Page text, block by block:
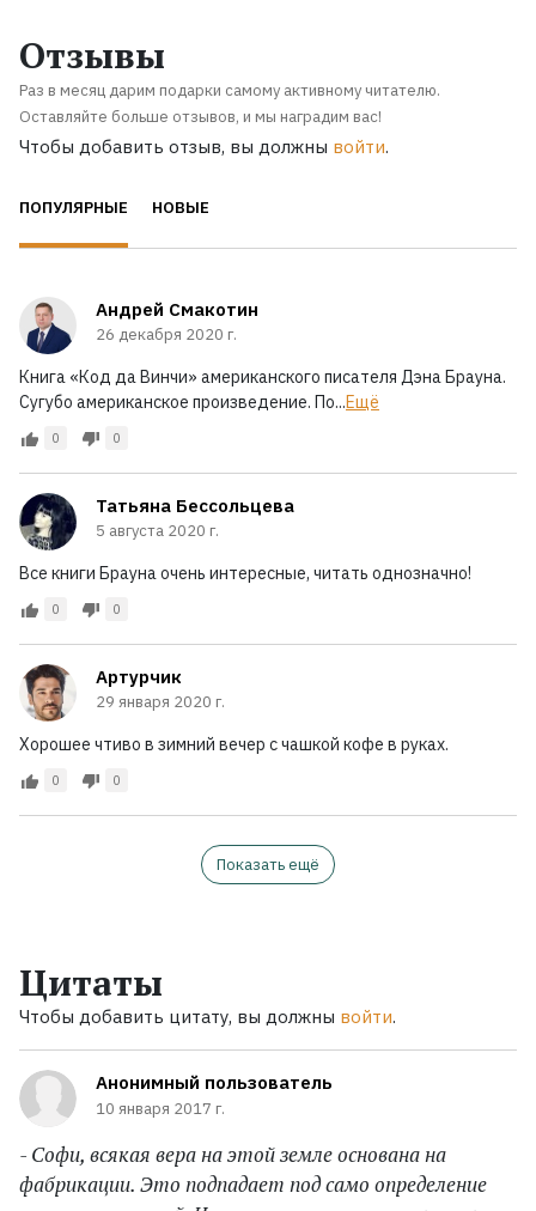
Отзывы
Раз в месяц дарим подарки самому активному читателю.
Оставляйте больше отзывов, и мы наградим вас!
Чтобы добавить отзыв, вы должны войти.
ПОПУЛЯРНЫЕ НОВЫЕ
Андрей Смакотин
26 декабря 2020 г.
Книга «Код да Винчи» американского писателя Дэна Брауна.
Сугубо американское произведение. По...Ещё
0 0
Татьяна Бессольцева
5 августа 2020 г.
Все книги Брауна очень интересные, читать однозначно!
0 0
Артурчик
29 января 2020 г.
Хорошее чтиво в зимний вечер с чашкой кофе в руках.
0 0
Показать ещё
Цитаты
Чтобы добавить цитату, вы должны войти.
Анонимный пользователь
10 января 2017 г.
- Софи, всякая вера на этой земле основана на
фабрикации. Это подпадает под само определение